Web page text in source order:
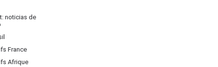
noticias de
France
Afrique